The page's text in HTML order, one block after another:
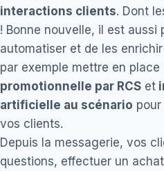
interactions clients. Dont
! Bonne nouvelle, il est aussi
automatiser et de les
par exemple mettre en place
promotionnelle par RCS et
artificielle au scénario
vos clients.
Depuis la messagerie, vos
questions, effectuer un